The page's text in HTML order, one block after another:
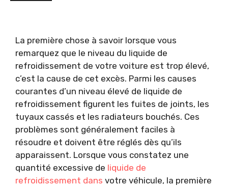
La première chose à savoir lorsque vous
remarquez que le niveau du liquide de
refroidissement de votre voiture est trop élevé,
c’est la cause de cet excès. Parmi les causes
courantes d’un niveau élevé de liquide de
refroidissement figurent les fuites de joints, les
tuyaux cassés et les radiateurs bouchés. Ces
problèmes sont généralement faciles à
résoudre et doivent être réglés dès qu’ils
apparaissent. Lorsque vous constatez une
quantité excessive de liquide de
refroidissement dans votre véhicule, la première